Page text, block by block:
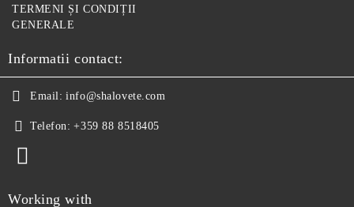
TERMENI ȘI CONDIȚII
GENERALE
Informatii contact:
Email: info@shalovete.com
Telefon: +359 88 8518405
Working with